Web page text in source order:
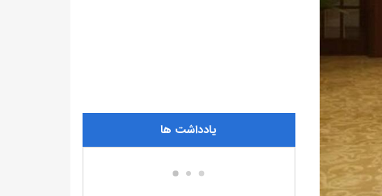
یادداشت ها